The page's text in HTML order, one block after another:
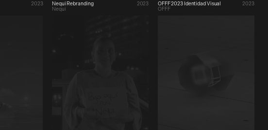
2023
Nequi Rebranding
2023
Nequi
OFFF 2023 Identidad Visual
2023
OFFF